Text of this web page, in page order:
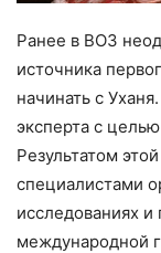
Ранее в ВОЗ
источника
начинать с
эксперта с
Результатом
специалистами
исследованиях
международной